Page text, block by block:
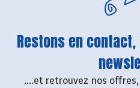
Restons en
....et retrouvez nos